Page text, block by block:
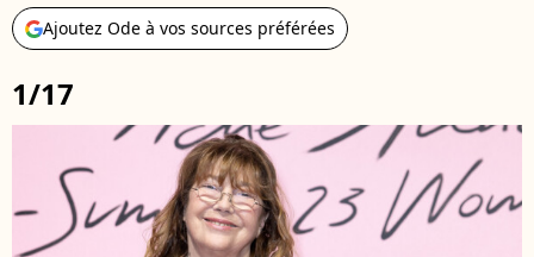
Ajoutez Ode à vos sources préférées
1/17